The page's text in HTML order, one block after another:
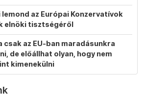
lemond az Európai Konzervatívok
elnöki tisztségéről
csak az EU-ban maradásunkra
de előállhat olyan, hogy nem
kimenekülni